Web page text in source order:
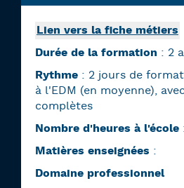
Lien vers la fiche métiers
Durée de la formation : 2
Rythme : 2 jours de
à l'EDM (en moyenne),
complètes
Nombre d'heures à l'école
Matières enseignées :
Domaine professionnel